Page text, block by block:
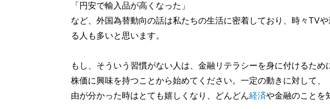
「円安で輸入品が高くなった」
など、外国為替動向の話は私たちの生活に密着しており、時々TV
る人も多いと思います。
もし、そういう習慣がない人は、金融リテラシーを身に付けるため
株価に興味を持つことから始めてください。一定の動きに対して、
由が分かった時はとても嬉しくなり、どんどん経済や金融のことを